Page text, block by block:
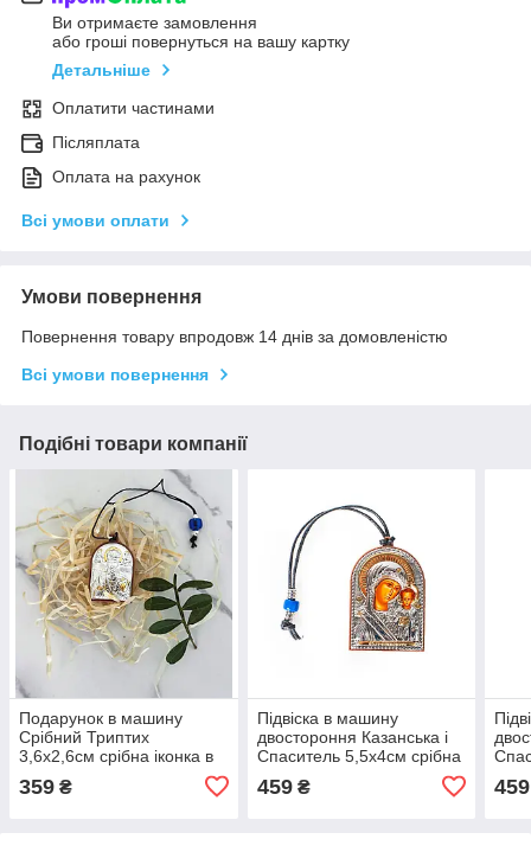
Ви отримаєте замовлення
або гроші повернуться на вашу картку
Детальніше
Оплатити частинами
Післяплата
Оплата на рахунок
Всі умови оплати
Умови повернення
Повернення товару впродовж 14 днів за домовленістю
Всі умови повернення
Подібні товари компанії
Подарунок в машину
Срібний Триптих
3,6х2,6см срібна іконка в
машину / оберіг в машину
/ подарунок для водія
359 ₴
Підвіска в машину
двостороння Казанська і
Спаситель 5,5х4см срібна
іконка в машину / оберіг в
машину / подарунок для
459₴ 459